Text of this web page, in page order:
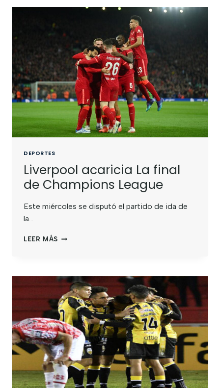
DEPORTES
Liverpool acaricia La final
de Champions League
Este miércoles se disputó el partido de ida de
la…
LEER MÁS